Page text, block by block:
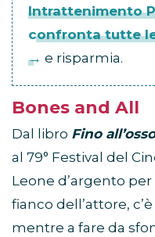
Intrattenimento
confronta tutte
→ e risparmia.
Bones and All
Dal libro Fino all’osso
al 79° Festival del
Leone d’argento per
fianco dell’attore,
mentre a fare da